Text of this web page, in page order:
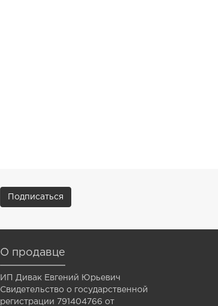
Подписаться
О продавце
ИП Дивак Евгений Юрьевич
Свидетельство о государственной
регистрации 791404766 от